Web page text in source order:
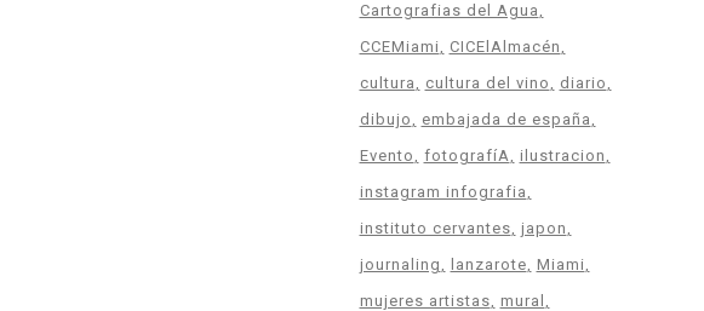
Cartografias del Agua
CCEMiami
CICElAlmacén
cultura
cultura del vino
diario
dibujo
embajada de españa
Evento
fotografíA ilustracion
instagram infografia
instituto cervantes japon
journaling
lanzarote Miami
mujeres artistas mural